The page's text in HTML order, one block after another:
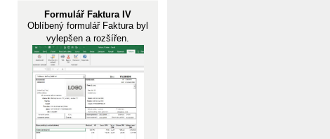
Formulář Faktura IV
Oblíbený formulář Faktura byl
vylepšen a rozšířen.